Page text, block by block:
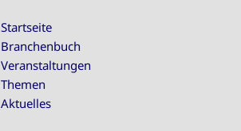
Startseite
Branchenbuch
Veranstaltungen
Themen
Aktuelles